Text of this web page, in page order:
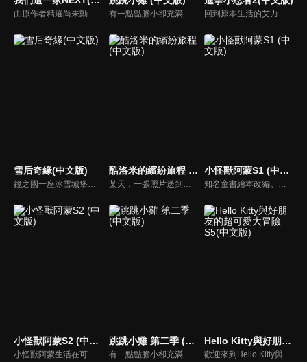
有一點點膽小卻充滿好奇心的「帶骨雞」，和總是用小跳步靠過來的舞蹈老師「小跳步青蛙老師」，以及其他具有獨特個性的夥伴們跳舞大活耀！在家裡和各種地方以「身體動了，心也舞動了起來♪」為主題的角色人物。這是關於不可思議的夥伴們與愉快舞蹈的故事。
雪后奇緣(中文版)
鏡之國一座冰雪城堡，冰雪女王警告女兒艾拉神祕封印下住著邪惡的冰雪妖魔。山精旅行家來到冰雪城堡探險，卻意外打開封印，釋放出邪惡冰雪妖魔不僅擾亂鏡之國和人類世界。艾拉和山精一起尋找冒險家凱和格爾達，只有他們能幫助對付冰雪妖魔。究竟他們能否擊敗這些冰雪妖魔，解除鏡之國和人類世界的危機？
酷洛米的繽紛旅程 (中文版)
某天，一張照片送到了酷洛米的手機中。照片中的人是酷洛米失蹤的姊姊——洛米娜。「我想去找姊姊！」酷洛米究竟能不能順利見到洛米娜呢？
小怪獸阿蒙S1 (中文版)
知名童書繪本改編。故事講述的是小怪獸阿蒙醜醜的外表下，有著一顆敏感細膩的心。他希望有人能愛他，包容他，陪伴他，愛他本來的樣子。這個系列圍繞“愛”的主題，恰恰是父母對孩子所有愛的表現。
小怪獸阿蒙S2 (中文版)
小怪獸阿蒙生活在可愛的絨毛鎮上，他每天都會面對一些有趣的挑戰。幸運地是他是你見過最有愛心的小怪獸，並且在他的朋友們的幫助下，他會從中找到正確的事去做(即使他還不知道那是什麼)，學會跟隨他自己的內心。
跳跳小雞 第二季 (中文版)
有一點點膽小卻充滿好奇心的"帶骨雞"，和總是用小跳步靠過來的舞蹈老師"小跳步青蛙老師"，以及其他具有獨特個性的夥伴們跳舞大活耀！在家裡和各種地方以「身體動了，心也舞動了起來♪」為主題。
Hello Kitty與好朋友的超可愛大冒險S5(中文版)
歡迎來到Hello Kitty與好朋友的超可愛大冒險!與Hello Kitty, 大眼蛙, 酷企鵝, 美樂蒂, 布丁狗還有酷洛米, 準備和朋友們一起經歷有趣的冒險吧!